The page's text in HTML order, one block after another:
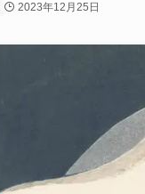
2023年12月25日